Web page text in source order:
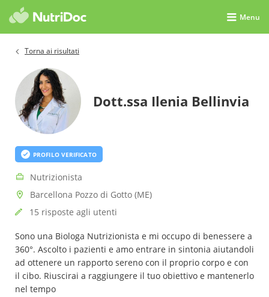
Menu
Torna ai risultati
Dott.ssa Ilenia Bellinvia
PROFILO VERIFICATO
Nutrizionista
Barcellona Pozzo di Gotto (ME)
15 risposte agli utenti
Sono una Biologa Nutrizionista e mi occupo di benessere a
360°. Ascolto i pazienti e amo entrare in sintonia aiutandoli
ad ottenere un rapporto sereno con il proprio corpo e con
il cibo. Riuscirai a raggiungere il tuo obiettivo e mantenerlo
nel tempo